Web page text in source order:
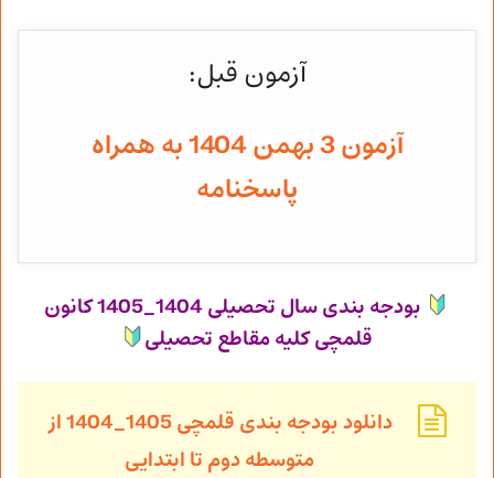
آزمون قبل:
آزمون 3 بهمن 1404 به همراه
پاسخنامه
بودجه بندی سال تحصیلی 1404_1405 کانون
قلمچی کلیه مقاطع تحصیلی
دانلود بودجه بندی قلمچی 1405_1404 از
متوسطه دوم تا ابتدایی